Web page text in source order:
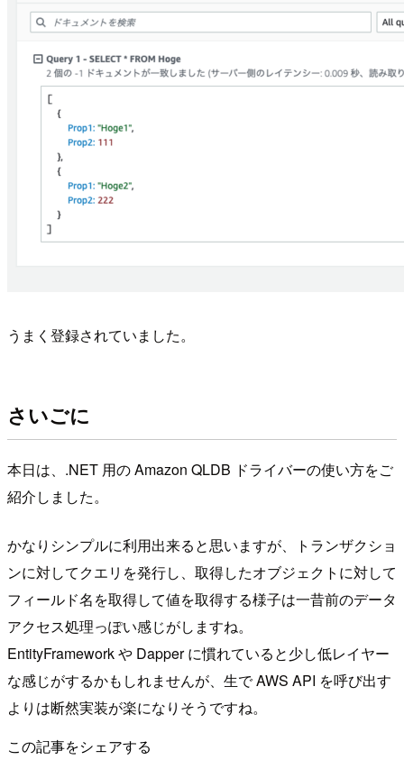
うまく登録されていました。
さいごに
本日は、.NET 用の Amazon QLDB ドライバーの使い方をご
紹介しました。
かなりシンプルに利用出来ると思いますが、トランザクショ
ンに対してクエリを発行し、取得したオブジェクトに対して
フィールド名を取得して値を取得する様子は一昔前のデータ
アクセス処理っぽい感じがしますね。
EntityFramework や Dapper に慣れていると少し低レイヤー
な感じがするかもしれませんが、生で AWS API を呼び出す
よりは断然実装が楽になりそうですね。
この記事をシェアする